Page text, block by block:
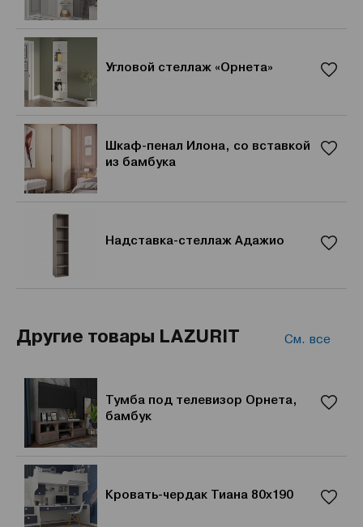
Угловой стеллаж «Орнета»
Шкаф-пенал Илона, со вставкой
из бамбука
Надставка-стеллаж Адажио
Другие товары LAZURIT См. все
Тумба под телевизор Орнета,
бамбук
Кровать-чердак Тиана 80x190